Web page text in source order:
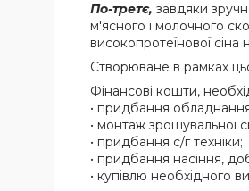
По-третє, завдяки
м'ясного і молочного
високопротеїнової сіна
Створюване в рамках
Фінансові кошти,
• придбання
• монтаж зрошувальної
• придбання с/г техніки;
• придбання насіння,
• купівлю необхідного